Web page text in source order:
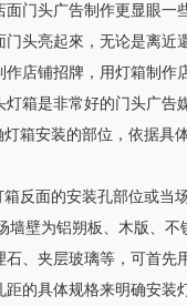
面门头广告制作更显眼
门头亮起來，无论是离
店铺招牌，用灯箱制作
灯箱是非常好的门头广告
箱安装的部位，依据具
反面的安装孔部位或当
墙壁为铝朔板、木版、
石、夹层玻璃等，可首
的具体规格来明确安装